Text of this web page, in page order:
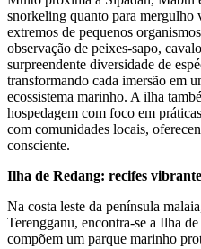
snorkeling quanto para mergulho
extremos de pequenos
observação de peixes-sapo,
surpreendente diversidade de
transformando cada imersão em
ecossistema marinho. A ilha
hospedagem com foco em
com comunidades locais,
consciente.
Ilha de Redang: recifes
Na costa leste da península
Terengganu, encontra-se a Ilha
compõem um parque marinho